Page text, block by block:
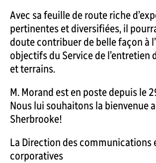
Avec sa feuille de route riche
pertinentes et diversifiées, il
doute contribuer de belle façon à
objectifs du Service de l’entretien
et terrains.
M. Morand est en poste depuis le
Nous lui souhaitons la bienvenue
Sherbrooke!
La Direction des communications
corporatives